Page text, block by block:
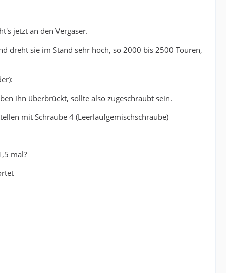
jetzt an den Vergaser.
dreht sie im Stand sehr hoch, so 2000 bis 2500 Touren,
ihn überbrückt, sollte also zugeschraubt sein.
mit Schraube 4 (Leerlaufgemischschraube)
mal?